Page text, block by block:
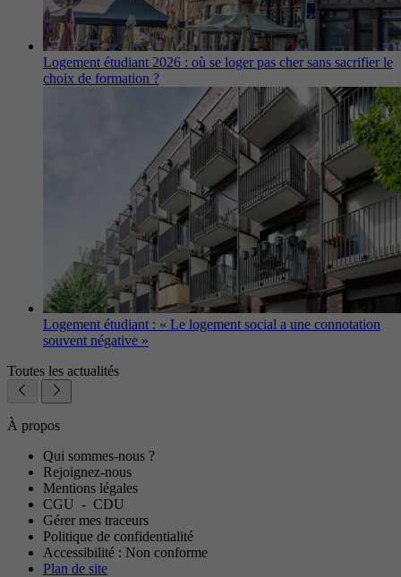
Logement étudiant 2026 : où se loger pas cher sans sacrifier le
choix de formation ?
Logement étudiant : « Le logement social a une connotation
souvent négative »
Toutes les actualités
À propos
Qui sommes-nous ?
Rejoignez-nous
Mentions légales
CGU - CDU
Gérer mes traceurs
Politique de confidentialité
Accessibilité : Non conforme
Plan de site